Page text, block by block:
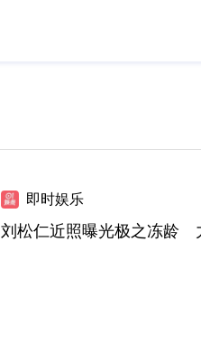
即时娱乐
刘松仁近照曝光极之冻龄